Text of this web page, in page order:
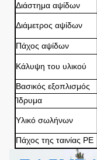
Διάστημα αψίδων
Διάμετρος αψίδων
Πάχος αψίδων
Κάλυψη του υλικού
Βασικός εξοπλισμός
Ίδρυμα
Υλικό σωλήνων
Πάχος της ταινίας PE